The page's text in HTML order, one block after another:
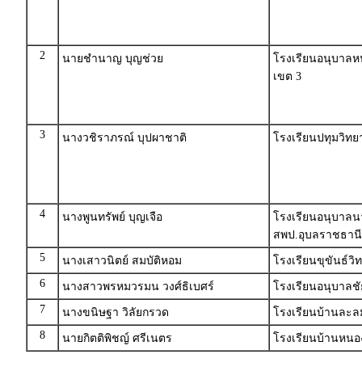
2 นายชำนาญ บุญช่วย
โรงเรียนอนุบาล
เขต 3
3 นางวชิราภรณ์ บุปผาชาติ โรงเรียนปทุมวิท
4 นางพูนทรัพย์ บุญเจือ
โรงเรียนอนุบาล
สพป.อุบลราชธานี
5
นางเสาวนิตย์ สมบัติหอม
โรงเรียนขุขันธ์วิ
6
นางสาวพรหมวรมน วงศ์ธิเบศร์
โรงเรียนอนุบาล
7
นางขนิษฐา วิลัยกรวด
โรงเรียนบ้านละ
8
นายกิตติพิชญ์ ศรีเนตร โรงเรียนบ้านหน